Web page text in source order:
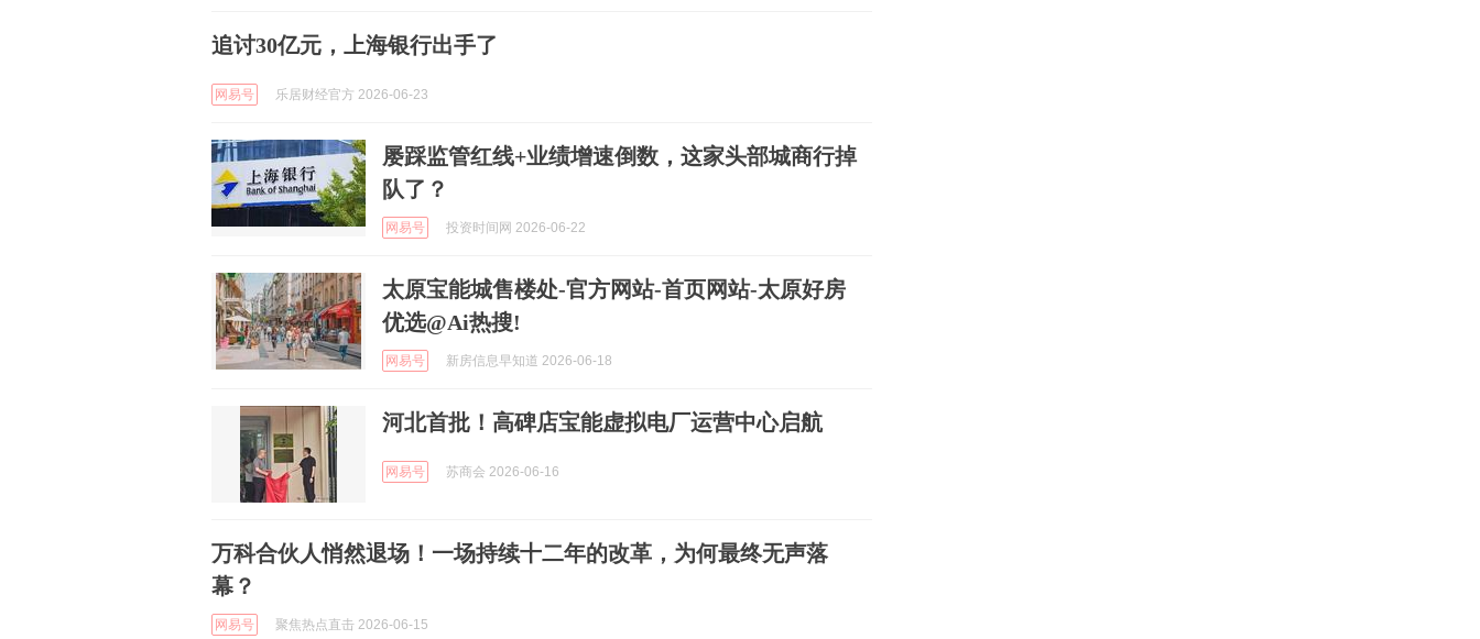
追讨30亿元，上海银行出手了
网易号 乐居财经官方 2026-06-23
屡踩监管红线+业绩增速倒数，这家头部城商行掉
队了？
网易号 投资时间网 2026-06-22
太原宝能城售楼处-官方网站-首页网站-太原好房
优选@Ai热搜!
网易号 新房信息早知道 2026-06-18
河北首批！高碑店宝能虚拟电厂运营中心启航
网易号 苏商会 2026-06-16
万科合伙人悄然退场！一场持续十二年的改革，为何最终无声落
幕？
网易号 聚焦热点直击 2026-06-15